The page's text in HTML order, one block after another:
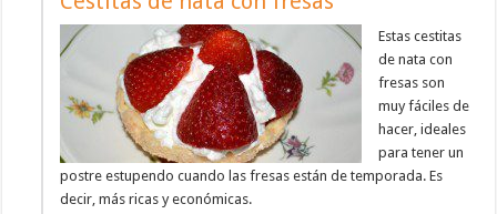
Estas cestitas
de nata con
fresas son
muy fáciles de
hacer, ideales
para tener un
postre estupendo cuando las fresas están de temporada. Es
decir, más ricas y económicas.